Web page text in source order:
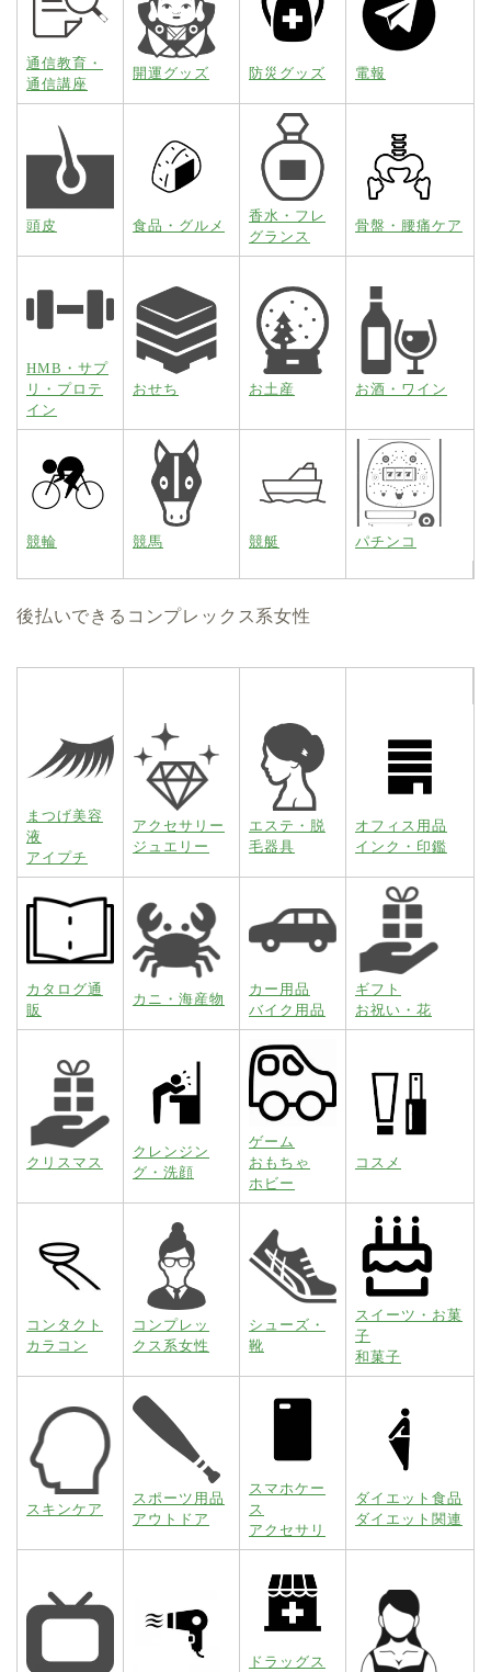
通信教育・
通信講座
開運グッズ 防災グッズ 電報
頭皮 食品・グルメ
香水・フレ
グランス
骨盤・腰痛ケア
HMB・サプ
リ・プロテ
イン
おせち お土産 お酒・ワイン
競輪 競馬 競艇 パチンコ
後払いできるコンプレックス系女性
まつげ美容
液
アイプチ
アクセサリー
ジュエリー
エステ・脱
毛器具
オフィス用品
インク・印鑑
カタログ通
販
カニ・海産物
カー用品
バイク用品
ギフト
お祝い・花
クリスマス
クレンジン
グ・洗顔
ゲーム
おもちゃ
ホビー
コスメ
コンタクト
カラコン
コンプレッ
クス系女性
シューズ・
靴
スイーツ・お菓
子
和菓子
スキンケア
スポーツ用品
アウトドア
スマホケー
ス
アクセサリ
ダイエット食品
ダイエット関連
ドラッグス